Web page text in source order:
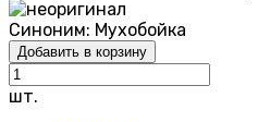
Синоним: Мухобойка
Добавить в корзину
шт.